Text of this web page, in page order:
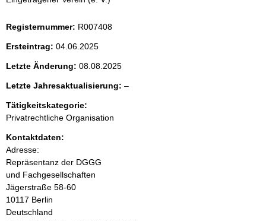
t
e
n
i
n
h
a
l
Registernummer: R007408
Ersteintrag: 04.06.2025
Letzte Änderung: 08.08.2025
Letzte Jahresaktualisierung: –l
Tätigkeitskategorie:
Privatrechtliche Organisation
Kontaktdaten:
Adresse:
Repräsentanz der DGGG
und Fachgesellschaften
Jägerstraße 58-60
10117 Berlin
Deutschland